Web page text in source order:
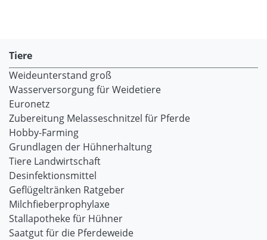
Tiere
Weideunterstand groß
Wasserversorgung für Weidetiere
Euronetz
Zubereitung Melasseschnitzel für Pferde
Hobby-Farming
Grundlagen der Hühnerhaltung
Tiere Landwirtschaft
Desinfektionsmittel
Geflügeltränken Ratgeber
Milchfieberprophylaxe
Stallapotheke für Hühner
Saatgut für die Pferdeweide